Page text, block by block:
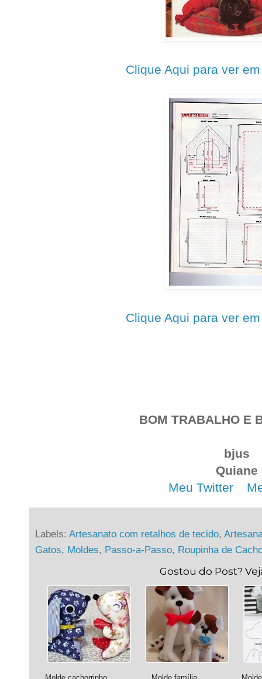
Clique Aqui para ver
Clique Aqui para ver
BOM TRABALHO E
bjus
Quiane
Meu Twitter. .
Labels: Artesanato com retalhos de tecido,
Gatos, Moldes, Passo-a-Passo, Roupinha de
Gostou do Post?